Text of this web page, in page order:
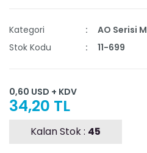
Kategori
AO Serisi
Stok Kodu
11-699
0,60 USD + KDV
34,20 TL
Kalan Stok : 45